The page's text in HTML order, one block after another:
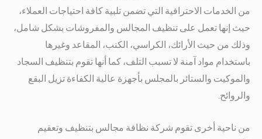
من الخدمات الاحترافية التي تضمن تلبية كافة احتياجات العملاء،
حيث إنها تعمل على تنظيف المجالس والمفروشات بشكل شامل،
وذلك من حيث الأرائك، الكراسي، الكنب، المقاعد وغيرها
باستخدام مواد آمنة لا تسبب التلف، كما أنها تقوم بتنظيف السجاد
والموكيت والستائر بالمجلس بأجهزة عالية الكفاءة تزيل البقع
والروائح.
من ناحية أخرى تقوم شركة نظافة مجالس بتنظيف وتعقيم